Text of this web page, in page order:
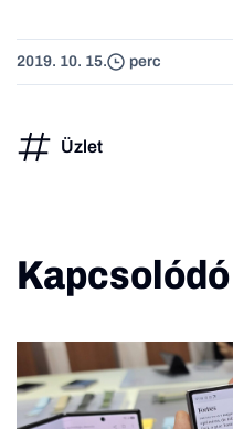
2019. 10. 15. perc
Üzlet